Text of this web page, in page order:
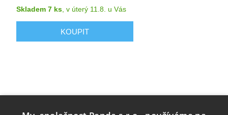
Skladem 7 ks ,v úterý 11.8. u Vás